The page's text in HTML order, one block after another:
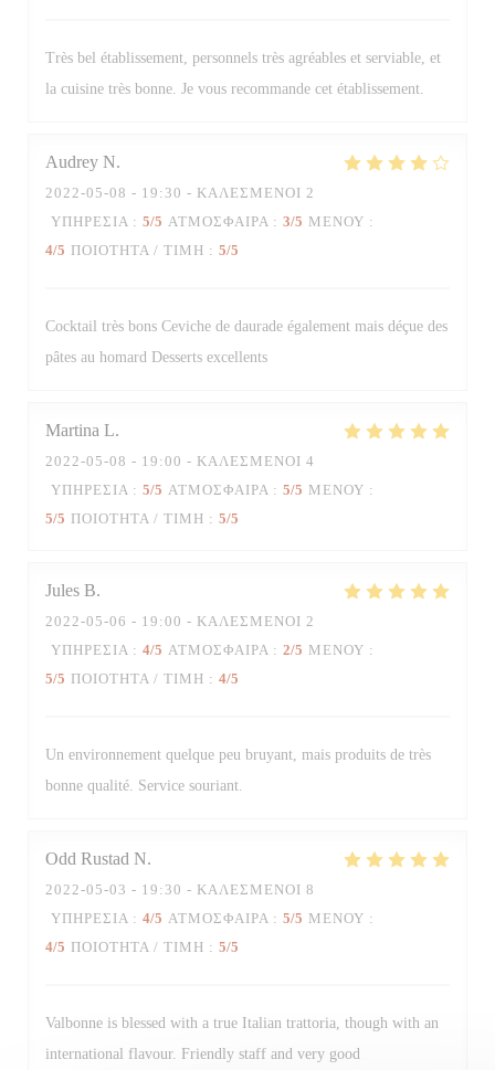
Très bel établissement, personnels très agréables et serviable, et
la cuisine très bonne. Je vous recommande cet établissement.
Audrey N
2022-05-08 - 19:30 - ΚΑΛΕΣΜΈΝΟΙ 2
ΥΠΗΡΕΣΊΑ : 5/5 ΑΤΜΌΣΦΑΙΡΑ : 3/5 ΜΕΝΟΎ :
4/5 ΠΟΙΌΤΗΤΑ / ΤΙΜΉ : 5/5
Cocktail très bons Ceviche de daurade également mais déçue des
pâtes au homard Desserts excellents
Martina L
2022-05-08 - 19:00 - ΚΑΛΕΣΜΈΝΟΙ 4
ΥΠΗΡΕΣΊΑ : 5/5 ΑΤΜΌΣΦΑΙΡΑ : 5/5 ΜΕΝΟΎ :
5/5 ΠΟΙΌΤΗΤΑ / ΤΙΜΉ : 5/5
Jules B
2022-05-06 - 19:00 - ΚΑΛΕΣΜΈΝΟΙ 2
ΥΠΗΡΕΣΊΑ : 4/5 ΑΤΜΌΣΦΑΙΡΑ : 2/5 ΜΕΝΟΎ :
5/5 ΠΟΙΌΤΗΤΑ / ΤΙΜΉ : 4/5
Un environnement quelque peu bruyant, mais produits de très
bonne qualité. Service souriant.
Odd Rustad N
2022-05-03 - 19:30 - ΚΑΛΕΣΜΈΝΟΙ 8
ΥΠΗΡΕΣΊΑ : 4/5 ΑΤΜΌΣΦΑΙΡΑ : 5/5 ΜΕΝΟΎ :
4/5 ΠΟΙΌΤΗΤΑ / ΤΙΜΉ : 5/5
Valbonne is blessed with a true Italian trattoria, though with an
international flavour. Friendly staff and very good